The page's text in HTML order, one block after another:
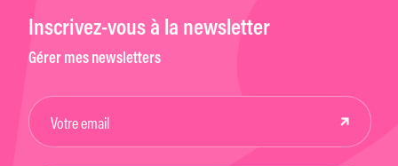
Inscrivez-vous à la newsletter
Gérer mes newsletters